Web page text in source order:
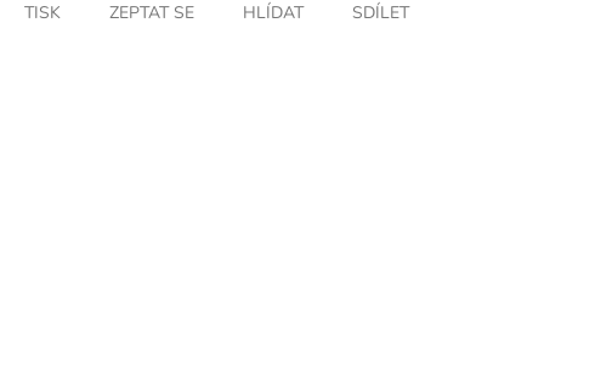
TISK ZEPTAT SE HLÍDAT SDÍLET